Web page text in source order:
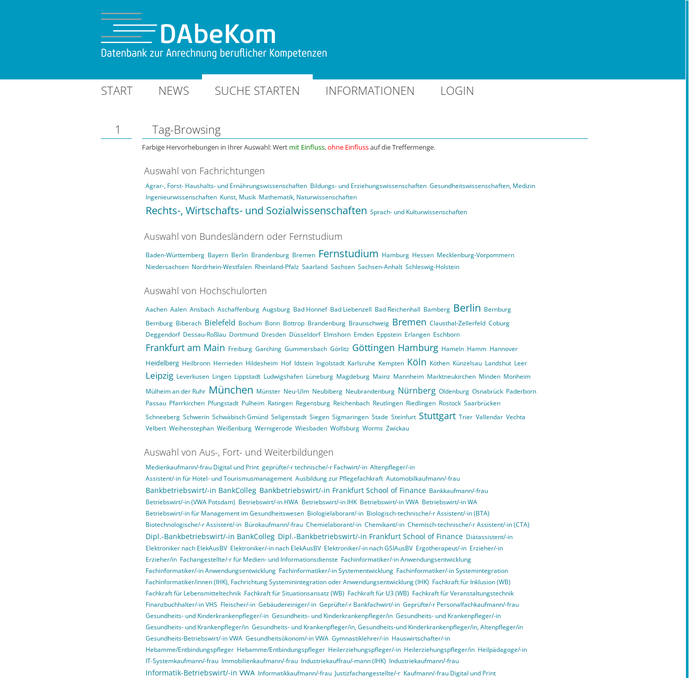
START NEWS SUCHE STARTEN INFORMATIONEN LOGIN
1 Tag-Browsing
Farbige Hervorhebungen in Ihrer Auswahl: Wert mit Einfluss,ohne Einflussauf die Treffermenge.
Auswahl von Fachrichtungen
Agrar-, Forst- Haushalts- und Ernährungswissenschaften Bildungs- und Erziehungswissenschaften Gesundheitswissenschaften, Medizin
Ingenieurwissenschaften Kunst, Musik Mathematik, Naturwissenschaften
Rechts-, Wirtschafts- und Sozialwissenschaften Sprach- und Kulturwissenschaften
Auswahl von Bundesländern oder Fernstudium
Baden-Württemberg Bayern Berlin Brandenburg Bremen Fernstudium Hamburg Hessen Mecklenburg-Vorpommern
Niedersachsen Nordrhein-Westfalen Rheinland-Pfalz Saarland Sachsen Sachsen-Anhalt Schleswig-Holstein
Auswahl von Hochschulorten
Aachen Aalen Ansbach Aschaffenburg Augsburg Bad Honnef Bad Liebenzell Bad Reichenhall Bamberg Berlin Bernburg
Bernburg Biberach Bielefeld Bochum Bonn Bottrop Brandenburg Braunschweig Bremen Clausthal-Zellerfeld Coburg
Deggendorf Dessau-Roßlau Dortmund Dresden Düsseldorf Elmshorn Emden Eppstein Erlangen Eschborn
Frankfurt am Main Freiburg Garching Gummersbach Görlitz Göttingen Hamburg Hameln Hamm Hannover
Heidelberg Heilbronn Herrieden Hildesheim Hof Idstein Ingolstadt Karlsruhe Kempten Köln Köthen Künzelsau Landshut Leer
Leipzig Leverkusen Lingen Lippstadt Ludwigshafen Lüneburg Magdeburg Mainz Mannheim Marktneukirchen Minden Monheim
Mülheim an der Ruhr München Münster Neu-Ulm Neubiberg Neubrandenburg Nürnberg Oldenburg Osnabrück Paderborn
Passau Pfarrkirchen Pfungstadt Pulheim Ratingen Regensburg Reichenbach Reutlingen Riedlingen Rostock Saarbrücken
Schneeberg Schwerin Schwäbisch Gmünd Seligenstadt Siegen Sigmaringen Stade Steinfurt Stuttgart Trier Vallendar Vechta
Velbert Weihenstephan Weißenburg Wernigerode Wiesbaden Wolfsburg Worms Zwickau
Auswahl von Aus-, Fort- und Weiterbildungen
Medienkaufmann/-frau Digital und Print geprüfte/-r technische/-r Fachwirt/-in Altenpfleger/-in
Assistent/-in für Hotel- und Tourismusmanagement Ausbildung zur Pflegefachkraft Automobilkaufmann/-frau
Bankbetriebswirt/-in BankColleg Bankbetriebswirt/-in Frankfurt School of Finance Bankkaufmann/-frau
Betriebswirt/-in (VWA Potsdam) Betriebswirt/-in HWA Betriebswirt/-in IHK Betriebswirt/-in VWA Betriebswirt/-in WA
Betriebswirt/-in für Management im Gesundheitswesen Biologielaborant/-in Biologisch-technische/-r Assistent/-in (BTA)
Biotechnologische/-r Assistent/-in Bürokaufmann/-frau Chemielaborant/-in Chemikant/-in Chemisch-technische/-r Assistent/-in (CTA)
Dipl.-Bankbetriebswirt/-in BankColleg Dipl.-Bankbetriebswirt/-in Frankfurt School of Finance Diätassistent/-in
Elektroniker nach ElekAusBV Elektroniker/-in nach ElekAusBV Elektroniker/-in nach GSIAusBV Ergotherapeut/-in Erzieher/-in
Erzieher/in Fachangestellte/-r für Medien- und Informationsdienste Fachinformatiker/-in Anwendungsentwicklung
Fachinformatiker/-in Anwendungsentwicklung Fachinformatiker/-in Systementwicklung Fachinformatiker/-in Systemintegration
Fachinformatiker/innen (IHK), Fachrichtung Systeminintegration oder Anwendungsentwicklung (IHK) Fachkraft für Inklusion (WB)
Fachkraft für Lebensmitteltechnik Fachkraft für Situationsansatz (WB) Fachkraft für U3 (WB) Fachkraft für Veranstaltungstechnik
Finanzbuchhalter/-in VHS Fleischer/-in Gebäudereiniger/-in Geprüfte/-r Bankfachwirt/-in Geprüfte/-r Personalfachkaufmann/-frau
Gesundheits- und Kinderkrankenpfleger/-in Gesundheits- und Kinderkrankenpfleger/in Gesundheits- und Krankenpfleger/-in
Gesundheits- und Krankenpfleger/in Gesundheits- und Krankenpfleger/in, Gesundheits-und Kinderkrankenpfleger/in, Altenpfleger/in
Gesundheits-Betriebswirt/-in VWA Gesundheitsökonom/-in VWA Gymnastiklehrer/-in Hauswirtschafter/-in
Hebamme/Entbindungspfleger Hebamme/Entbindungspfleger Heilerziehungspfleger/-in Heilerziehungspfleger/in Heilpädagoge/-in
IT-Systemkaufmann/-frau Immobilienkaufmann/-frau Industriekauffrau/-mann (IHK) Industriekaufmann/-frau
Informatik-Betriebswirt/-in VWA Informatikkaufmann/-frau Justizfachangestellte/-r Kaufmann/-frau Digital und Print